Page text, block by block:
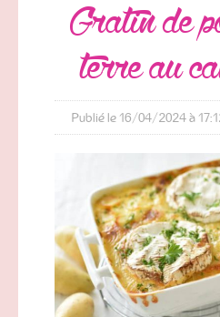
gratin de pommes de
terre au
Publié le 16/04/2024 à